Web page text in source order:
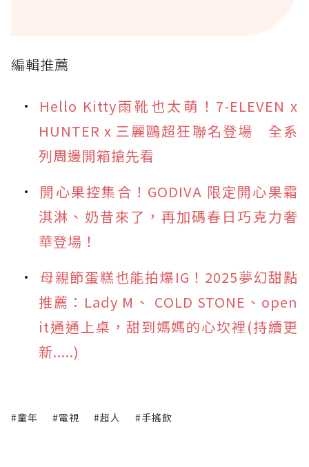
編輯推薦
Hello Kitty雨靴也太萌！7-ELEVEN x
HUNTER x 三麗鷗超狂聯名登場 全系
列周邊開箱搶先看
開心果控集合！GODIVA 限定開心果霜
淇淋、奶昔來了，再加碼春日巧克力奢
華登場！
母親節蛋糕也能拍爆IG！2025夢幻甜點
推薦：Lady M、 COLD STONE、open
it通通上桌，甜到媽媽的心坎裡(持續更
新.....)
#童年 #電視 #超人 #手搖飲